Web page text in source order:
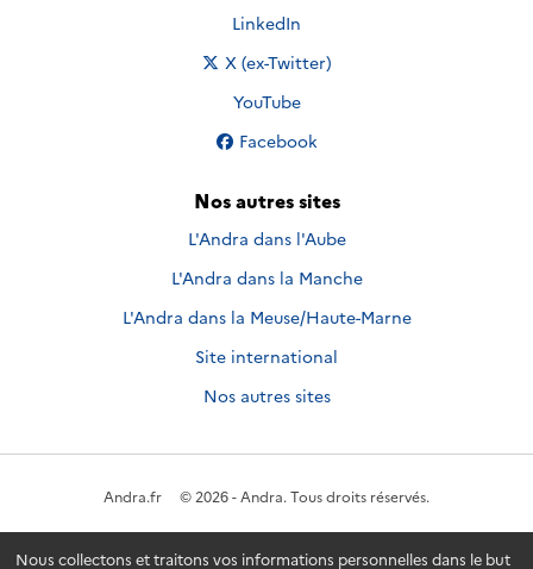
Nous collectons et traitons vos informations personnelles dans le but
Nous suivre sur
LinkedIn
Nous suivre sur
X (ex-Twitter)
Nous suivre sur
YouTube
Nous suivre sur
Facebook
Nos autres sites
L'Andra dans l'Aube
L'Andra dans la Manche
L'Andra dans la Meuse/Haute-Marne
Site international
Nos autres sites
Andra.fr © 2026 - Andra. Tous droits réservés.